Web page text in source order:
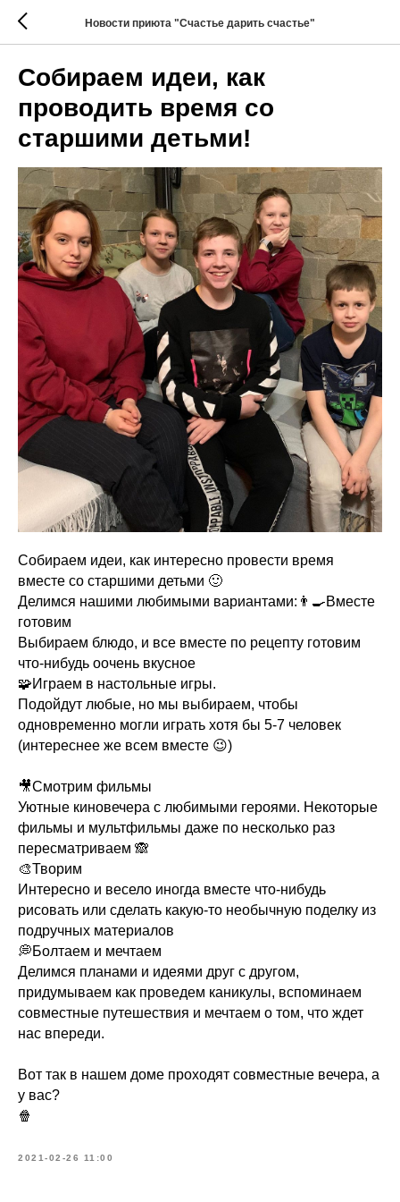
Новости приюта "Счастье дарить счастье"
Собираем идеи, как
проводить время со
старшими детьми!
Собираем идеи, как интересно провести время
вместе со старшими детьми 🙂
Делимся нашими любимыми вариантами:👨‍🍳Вместе
готовим
Выбираем блюдо, и все вместе по рецепту готовим
что-нибудь оочень вкусное
🧩Играем в настольные игры.
Подойдут любые, но мы выбираем, чтобы
одновременно могли играть хотя бы 5-7 человек
(интереснее же всем вместе 😉)
🎥Смотрим фильмы
Уютные киновечера с любимыми героями. Некоторые
фильмы и мультфильмы даже по несколько раз
пересматриваем 🙈
🎨Творим
Интересно и весело иногда вместе что-нибудь
рисовать или сделать какую-то необычную поделку из
подручных материалов
💭Болтаем и мечтаем
Делимся планами и идеями друг с другом,
придумываем как проведем каникулы, вспоминаем
совместные путешествия и мечтаем о том, что ждет
нас впереди.
Вот так в нашем доме проходят совместные вечера, а
у вас?
🍿
2021-02-26 11:00